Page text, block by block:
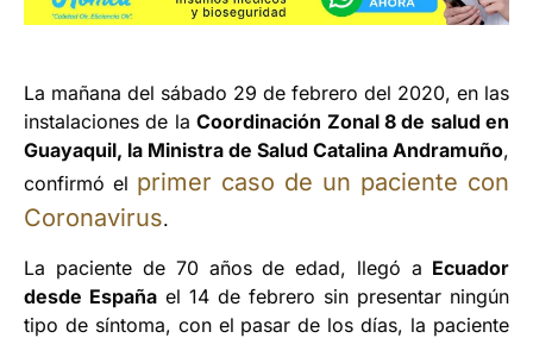
La mañana del sábado 29 de febrero del 2020, en las
instalaciones de laCoordinación Zonal 8 de salud en
Guayaquil, la Ministra de Salud Catalina Andramuño,
confirmó el primer caso de un paciente con
Coronavirus.
La paciente de 70 años de edad, llegó a Ecuador
desde España el 14 de febrero sin presentar ningún
tipo de síntoma, con el pasar de los días, la paciente